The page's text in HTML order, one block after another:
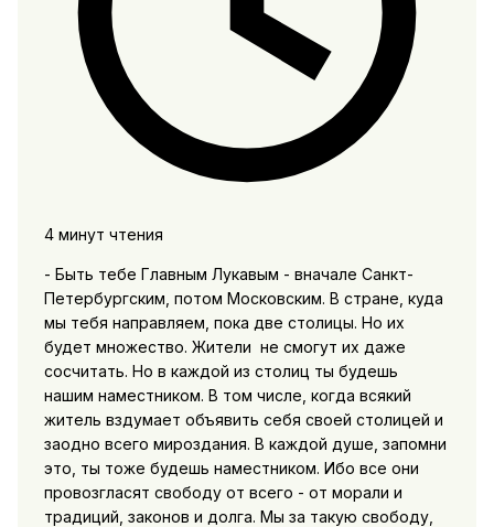
4 минут чтения
- Быть тебе Главным Лукавым - вначале Санкт-
Петербургским, потом Московским. В стране, куда
мы тебя направляем, пока две столицы. Но их
будет множество. Жители не смогут их даже
сосчитать. Но в каждой из столиц ты будешь
нашим наместником. В том числе, когда всякий
житель вздумает объявить себя своей столицей и
заодно всего мироздания. В каждой душе, запомни
это, ты тоже будешь наместником. Ибо все они
провозгласят свободу от всего - от морали и
традиций, законов и долга. Мы за такую свободу,